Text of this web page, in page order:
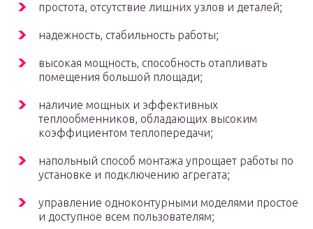
простота, отсутствие лишних узлов и деталей;
надежность, стабильность работы;
высокая мощность, способность отапливать
помещения большой площади;
наличие мощных и эффективных
теплообменников, обладающих высоким
коэффициентом теплопередачи;
напольный способ монтажа упрощает работы по
установке и подключению агрегата;
управление одноконтурными моделями простое
и доступное всем пользователям;